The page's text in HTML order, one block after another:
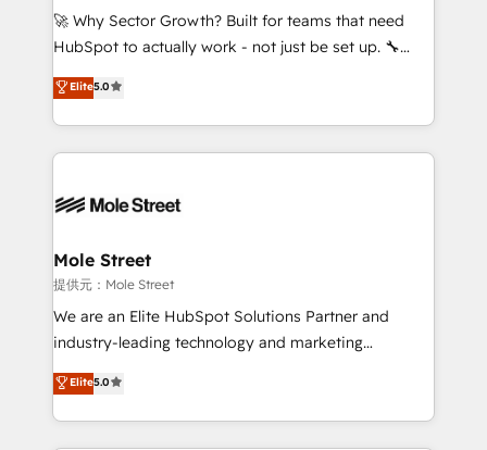
with good people' and have worked with incredible
brands. You can see some of them on our website,
🚀 Why Sector Growth? Built for teams that need
HubSpot to actually work - not just be set up. 🔧
HubSpot Experts: Onboarding, migrations,
automation, and training built for adoption. ⚡ Highly
Technical Execution: ERP, EMR and Custom
Integrations; complex builds delivered in weeks, not
workflows; automation agents; process optimization
Healthcare: HIPAA implementations; secure data
workflows 💼 Financial Services: compliant
workflows; audit-ready reporting ⚖️ Legal: client
intake; pipeline and document workflows 🛒 E-
revenue automation 🏢 Real Estate: deal pipelines;
portfolio and lifecycle management 🏭
Elite5.0
Mole Street
提供元：Mole Street
We are an Elite HubSpot Solutions Partner and
industry-leading technology and marketing
consultancy. Our focus is on enterprise and mid-
market B2B companies globally that want a strategic
approach to execute their goals through creative
Elite5.0